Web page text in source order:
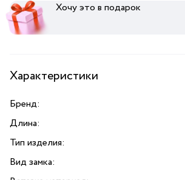
Хочу это в подарок
Характеристики
Бренд:
Длина:
Тип изделия:
Вид замка: